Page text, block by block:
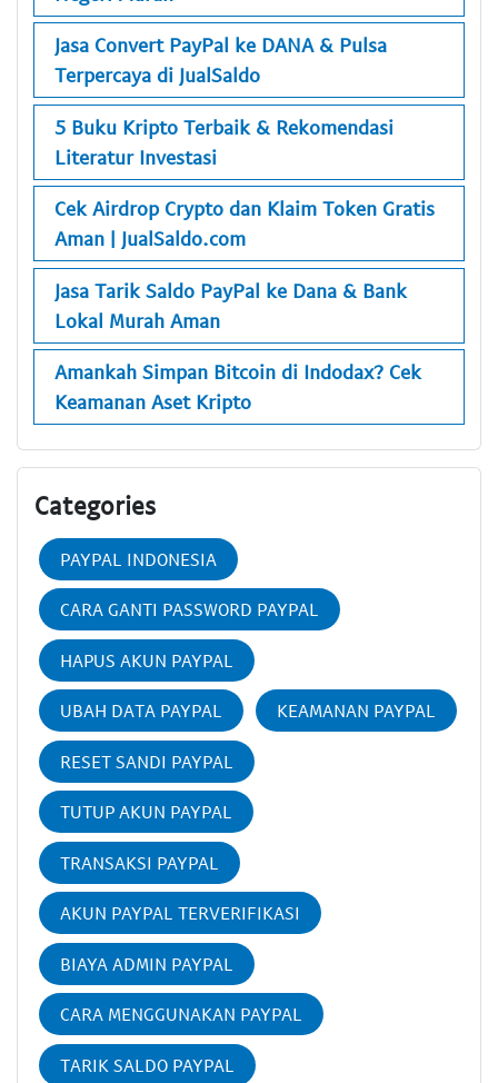
Jasa Convert PayPal ke DANA & Pulsa
Terpercaya di JualSaldo
5 Buku Kripto Terbaik & Rekomendasi
Literatur Investasi
Cek Airdrop Crypto dan Klaim Token Gratis
Aman | JualSaldo.com
Jasa Tarik Saldo PayPal ke Dana & Bank
Lokal Murah Aman
Amankah Simpan Bitcoin di Indodax? Cek
Keamanan Aset Kripto
Categories
PAYPAL INDONESIA
CARA GANTI PASSWORD PAYPAL
HAPUS AKUN PAYPAL
UBAH DATA PAYPAL KEAMANAN PAYPAL
RESET SANDI PAYPAL
TUTUP AKUN PAYPAL
TRANSAKSI PAYPAL
AKUN PAYPAL TERVERIFIKASI
BIAYA ADMIN PAYPAL
CARA MENGGUNAKAN PAYPAL
TARIK SALDO PAYPAL